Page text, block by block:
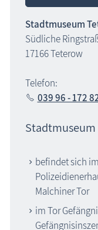
Stadtmuseum
Südliche
17166 Teterow
Telefon:
039 96 - 172
befindet sich
Malchiner Tor
im Tor